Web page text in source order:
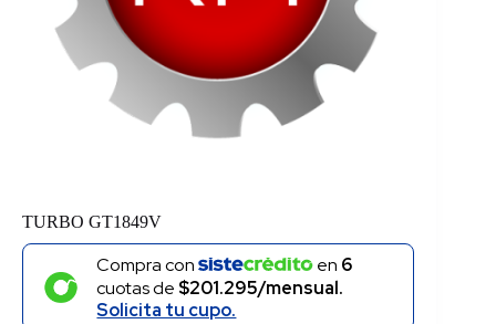
TURBO GT1849V
Compra con en 6
cuotas de $201.295/mensual.
Solicita tu cupo.